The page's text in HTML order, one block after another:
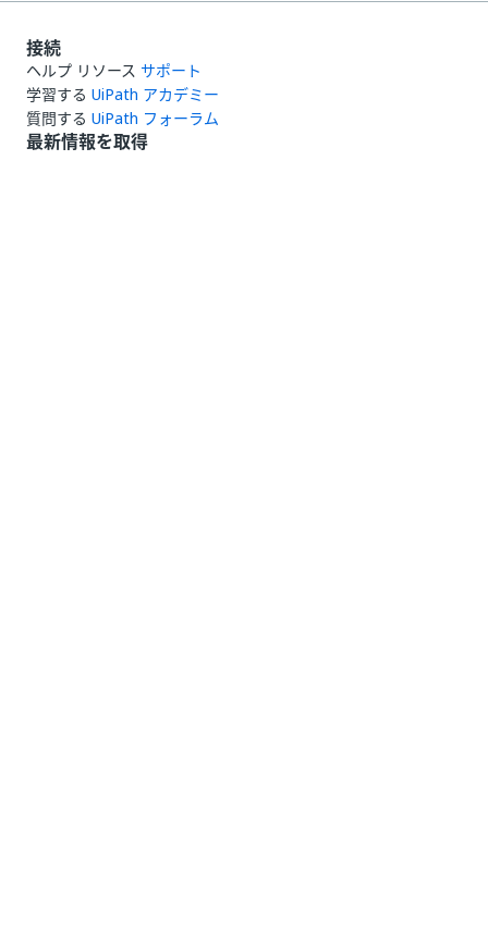
接続
ヘルプ リソース サポート
学習する UiPath アカデミー
質問する UiPath フォーラム
最新情報を取得